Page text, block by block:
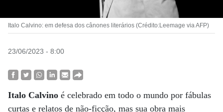
Italo Calvino: em defesa dos cânones literários (Crédito:Leemage via AFP)
23/06/2023 - 8:00
Italo Calvino é celebrado em todo o mundo por fábulas
curtas e relatos de não-ficção, mas sua obra mais